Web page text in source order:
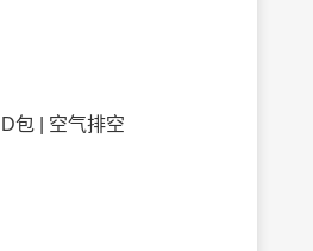
包 | 空气排空